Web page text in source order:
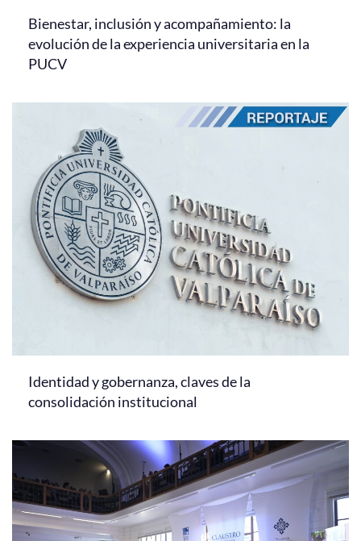
Bienestar, inclusión y acompañamiento: la
evolución de la experiencia universitaria en la
PUCV
Identidad y gobernanza, claves de la
consolidación institucional